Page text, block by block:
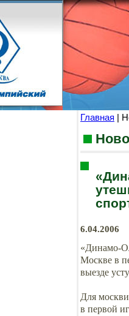
Главная |
6.04.2006
«Динамо-
Москве в
выезде
Для
в первой